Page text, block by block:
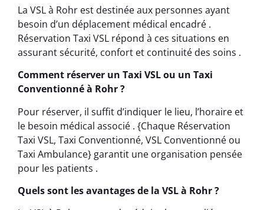
La VSL à Rohr est destinée aux personnes ayant
besoin d’un déplacement médical encadré .
Réservation Taxi VSL répond à ces situations en
assurant sécurité, confort et continuité des soins .
Comment réserver un Taxi VSL ou un Taxi
Conventionné à Rohr ?
Pour réserver, il suffit d’indiquer le lieu, l’horaire et
le besoin médical associé . {Chaque Réservation
Taxi VSL, Taxi Conventionné, VSL Conventionné ou
Taxi Ambulance} garantit une organisation pensée
pour les patients .
Quels sont les avantages de la VSL à Rohr ?